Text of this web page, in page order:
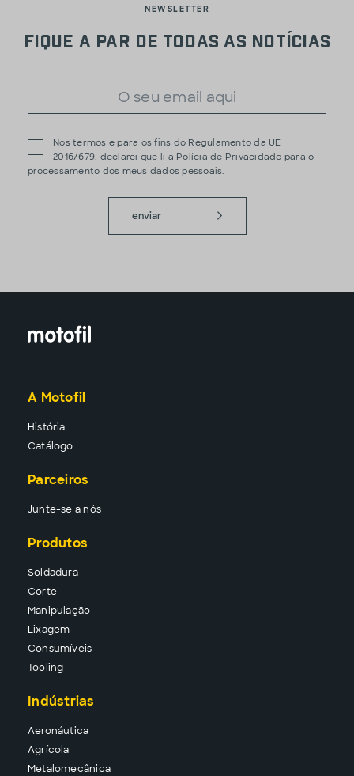
NEWSLETTER
Fique a par de todas as notícias
Nos termos e para os fins do Regulamento da UE
2016/679, declarei que li a Polícia de Privacidade para o
processamento dos meus dados pessoais.
enviar
A Motofil
História
Catálogo
Parceiros
Junte-se a nós
Produtos
Soldadura
Corte
Manipu lação
Lixagem
Consumíveis
Tool ing
Indústrias
Aeronáutica
Agrícola
Metalomecânica